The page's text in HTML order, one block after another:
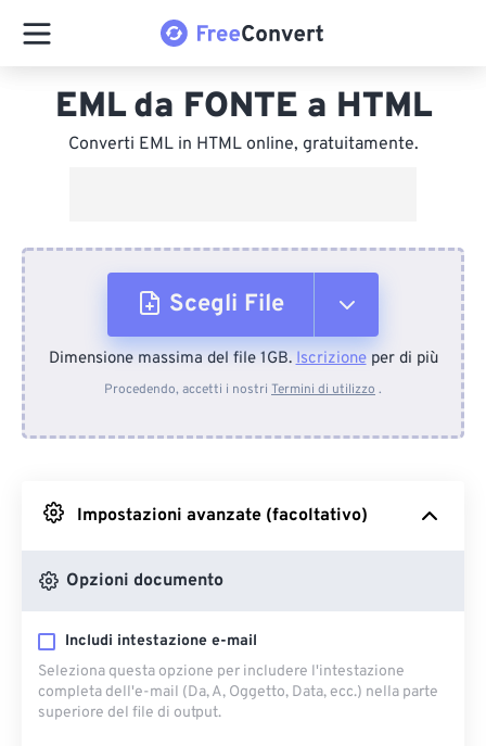
EML da FONTE a HTML
Converti EML in HTML online, gratuitamente.
Scegli File
Dal dispositivo
Da Google Drive
Dall'URL
Dimensione massima del file 1GB.Iscrizioneper di più
Procedendo, accetti i nostri Termini di utilizzo .
Impostazioni avanzate (facoltativo)
Opzioni documento
Includi intestazione e-mail
Seleziona questa opzione per includere l'intestazione
completa dell'e-mail (Da, A, Oggetto, Data, ecc.) nella parte
superiore del file di output.